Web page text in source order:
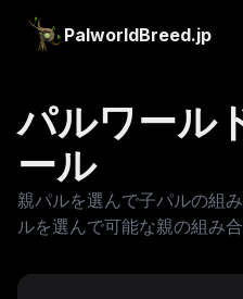
PalworldBreed.jp
パルワール
ール
親パルを選んで子パルの組
ルを選んで可能な親の組み